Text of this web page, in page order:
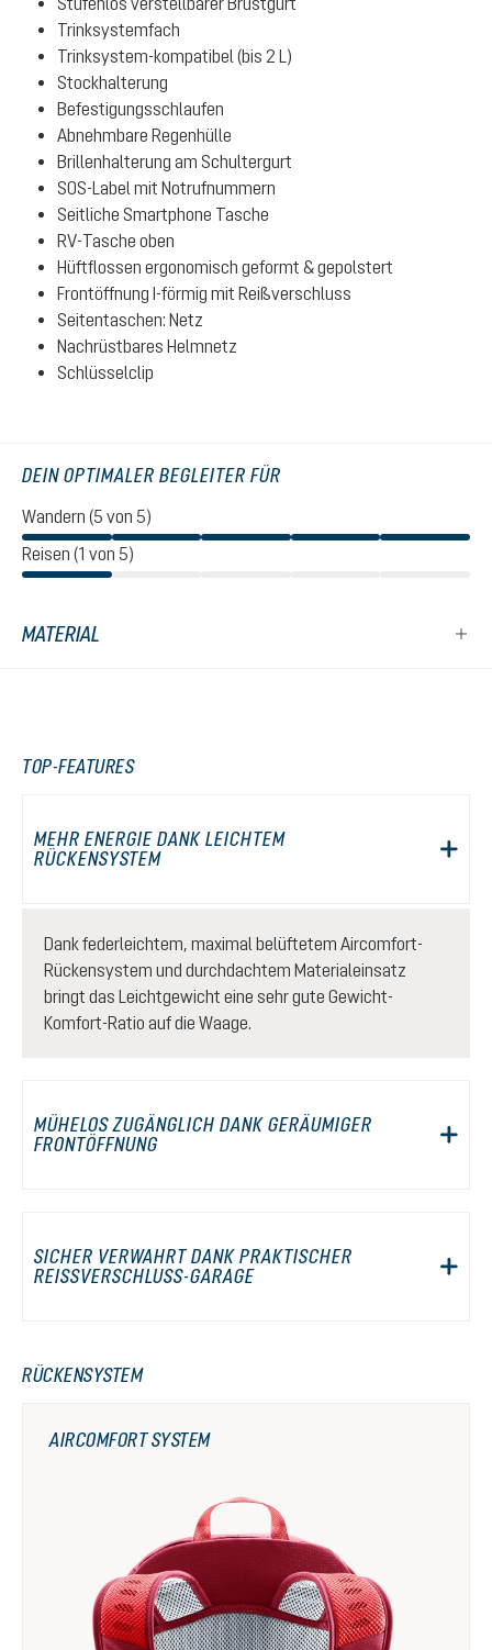
Trinksystemfach
Trinksystem-kompatibel (bis 2 L)
Stockhalterung
Befestigungsschlaufen
Abnehmbare Regenhülle
Brillenhalterung am Schultergurt
SOS-Label mit Notrufnummern
Seitliche Smartphone Tasche
RV-Tasche oben
Hüftflossen ergonomisch geformt & gepolstert
Frontöffnung I-förmig mit Reißverschluss
Seitentaschen: Netz
Nachrüstbares Helmnetz
Schlüsselclip
DEIN OPTIMALER BEGLEITER FÜR
Wandern (5 von 5)
Reisen (1 von 5)
MATERIAL
TOP-FEATURES
MEHR ENERGIE DANK LEICHTEM
RÜCKENSYSTEM
Dank federleichtem, maximal belüftetem Aircomfort-
Rückensystem und durchdachtem Materialeinsatz
bringt das Leichtgewicht eine sehr gute Gewicht-
Komfort-Ratio auf die Waage.
MÜHELOS ZUGÄNGLICH DANK GERÄUMIGER
FRONTÖFFNUNG
SICHER VERWAHRT DANK PRAKTISCHER
REISSVERSCHLUSS-GARAGE
RÜCKENSYSTEM
AIRCOMFORT SYSTEM